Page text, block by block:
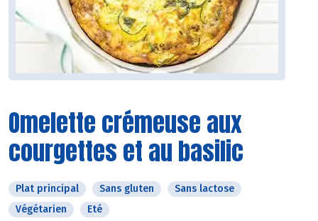
Omelette crémeuse aux
courgettes et au basilic
Plat principal Sans gluten
Sans lactose
Végétarien
Eté